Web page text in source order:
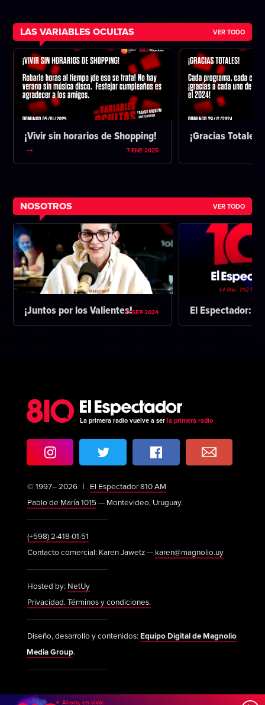
LAS VARIABLES OCULTAS VER TODO
¡Vivir sin horarios de Shopping!
7 ENE 2025
¡Gracias
NOSOTROS VER TODO
¡Juntos por los Valientes!21 SET 2024 El Espectador:
Ahora, en vivo:
La primera radio vuelve a ser la primera radio
© 1997– 2026 | El Espectador 810 AM
Pablo de María 1015— Montevideo, Uruguay.
(+598) 2·418·01·51
Contacto comercial: Karen Jawetz — karen@magnolio.uy
Hosted by: NetUy
Privacidad. Términos y condiciones.
Diseño, desarrollo y contenidos:Equipo Digital de Magnolio
Media Group.